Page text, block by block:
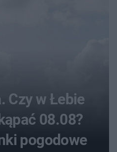
Czy w Łebie
08.08?
pogodowe